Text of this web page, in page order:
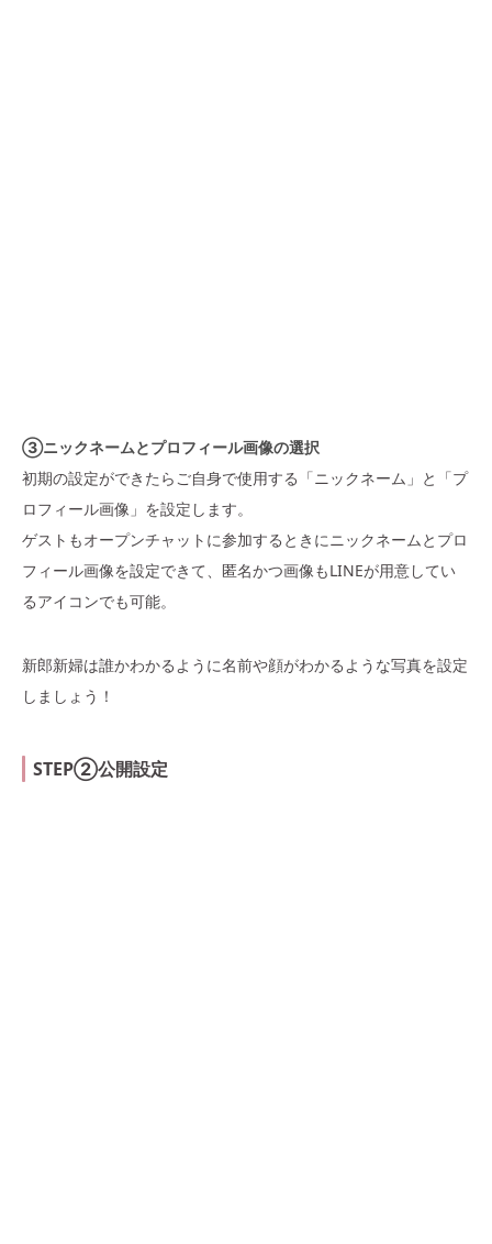
③ニックネームとプロフィール画像の選択
初期の設定ができたらご自身で使用する「ニックネーム」と「プ
ロフィール画像」を設定します。
ゲストもオープンチャットに参加するときにニックネームとプロ
フィール画像を設定できて、匿名かつ画像もLINEが用意してい
るアイコンでも可能。
新郎新婦は誰かわかるように名前や顔がわかるような写真を設定
しましょう！
STEP②公開設定